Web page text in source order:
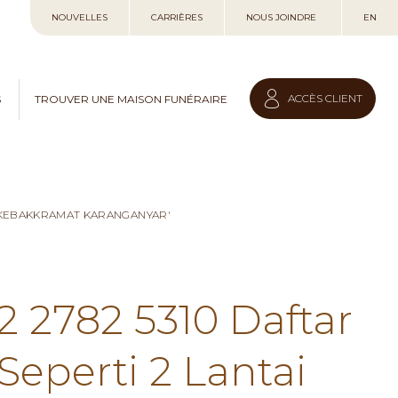
au
NOUVELLES CARRIÈRES NOUS JOINDRE EN
TROUVER UNE MAISON FUNÉRAIRE ACCÈS CLIENT
KARANGANYAR'
2782 5310 Daftar
2 Lantai